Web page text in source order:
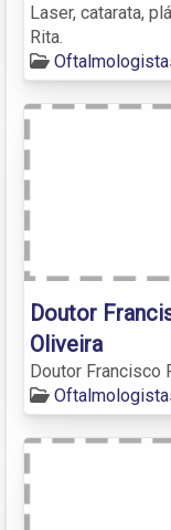
Laser, catarata,
Rita.
Doutor
Oliveira
Doutor Francisco